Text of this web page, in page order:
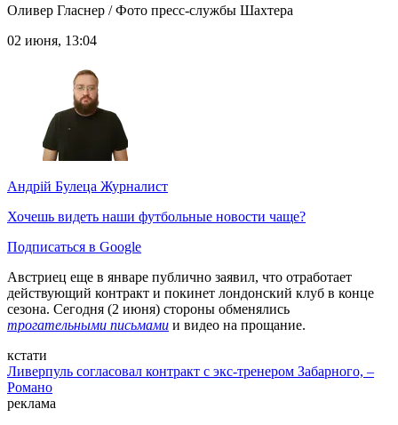
Оливер Гласнер / Фото пресс-службы Шахтера
02 июня, 13:04
Андрій Булеца Журналист
Хочешь видеть наши футбольные новости чаще?
Подписаться в Google
Австриец еще в январе публично заявил, что отработает
действующий контракт и покинет лондонский клуб в конце
сезона. Сегодня (2 июня) стороны обменялись
трогательными письмами и видео на прощание.
кстати
Ливерпуль согласовал контракт с экс-тренером Забарного, –
Романо
реклама